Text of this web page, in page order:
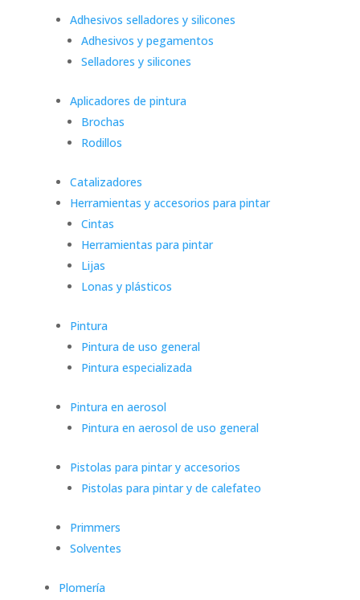
Adhesivos selladores y silicones
Adhesivos y pegamentos
Selladores y silicones
Aplicadores de pintura
Brochas
Rodillos
Catalizadores
Herramientas y accesorios para pintar
Cintas
Herramientas para pintar
Lijas
Lonas y plásticos
Pintura
Pintura de uso general
Pintura especializada
Pintura en aerosol
Pintura en aerosol de uso general
Pistolas para pintar y accesorios
Pistolas para pintar y de calefateo
Primmers
Solventes
Plomería